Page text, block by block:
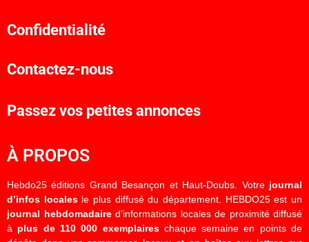
Confidentialité
Contactez-nous
Passez vos petites annonces
À PROPOS
Hebdo25 éditions Grand Besançon et Haut-Doubs. Votre journal
d’infos localesle plus diffusé du département. HEBDO25 est un
journal hebdomadaired’informations locales de proximité diffusé
à plus de 110 000 exemplaireschaque semaine en points de